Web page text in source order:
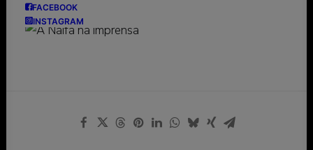
FACEBOOK
INSTAGRAM